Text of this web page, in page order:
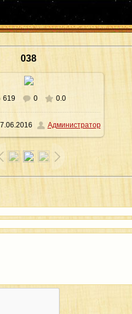
038
размере 1600x1065
224.0Kb
619 0 0.0
Администратор